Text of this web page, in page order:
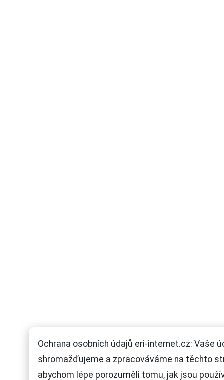
Ochrana osobních údajů eri-internet.cz: Vaše
shromažďujeme a zpracováváme na těchto
abychom lépe porozuměli tomu, jak jsou